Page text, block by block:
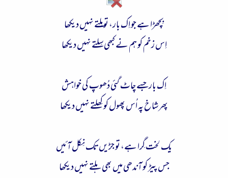
بِچھڑا ہے جو اِک بار، تو مِلتے نہیں دیکھا
اِس زخم کو ہم نے کبھی سِلتے نہیں دیکھا
اِک بار جسے چاٹ گئی دُھوپ کی خواہش
پھر شاخ پہ اُس پھول کو کِھلتے نہیں دیکھا
یک لخت گِرا ہے، تو جڑیں تک نِکل آئیں
جس پیڑ کو آندھی میں بھی ہلتے نہیں دیکھا